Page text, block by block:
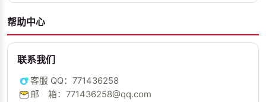
帮助中心
联系我们
客服 QQ：771436258
邮 箱：771436258@qq.com